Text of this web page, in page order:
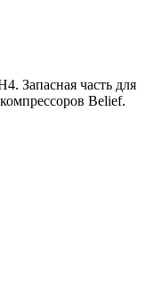
Запасная часть для
Belief.